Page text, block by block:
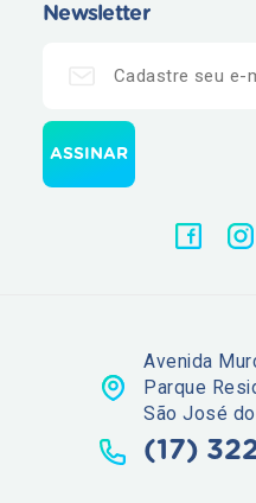
Newsletter
Avenida
Parque
São José
(17)